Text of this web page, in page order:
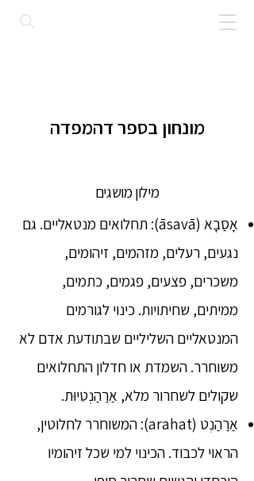
מונחון בספר דהמפדה
מילון מושגים
אָסַבָא (āsavā): תחלואים מנטאליים. גם
נגעים, רעלים, מזהמים, זיהומים,
משכרים, פצעים, פגמים, כתמים,
ממיתים, שחיתויות. כינוי לגורמים
המנטאליים השליליים שבתודעת אדם לא
משוחרר. השמדת או חדלון התחלואים
שקולים לשחרור מלא, אַרַהַנְטִיוּת.
אַרַהַנְט (arahat): המשוחרר לחלוטין,
הראוי לכבוד. הכינוי למי שכל זיהומיו